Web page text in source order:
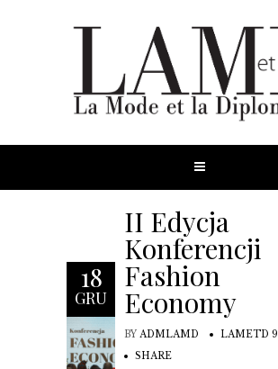
18
GRU
II Edycja
Konferencji
Fashion
Economy
BY ADMLAMD
LAMETD 9
SHARE